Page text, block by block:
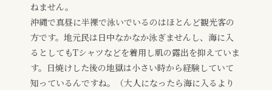
ねません。
沖縄で真昼に半裸で泳いでいるのはほとんど観光客の
方です。地元民は日中なかなか泳ぎませんし、海に入
るとしてもTシャツなどを着用し肌の露出を抑えていま
す。日焼けした後の地獄は小さい時から経験していて
知っているんですね。（大人になったら海に入るより